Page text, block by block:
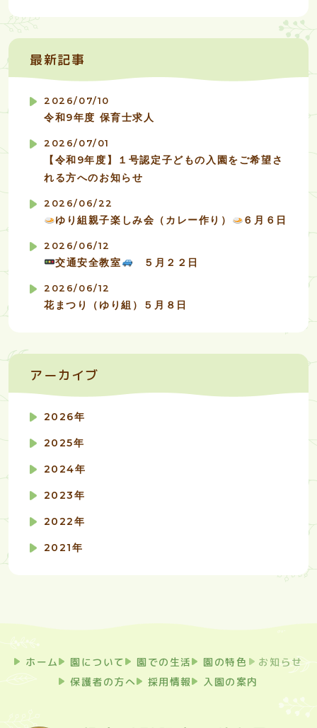
最新記事
2026/07/10
令和9年度 保育士求人
2026/07/01
【令和9年度】１号認定子どもの入園をご希望さ
れる方へのお知らせ
2026/06/22
ゆり組親子楽しみ会（カレー作り） ６月６日
2026/06/12
交通安全教室 ５月２２日
2026/06/12
花まつり（ゆり組）５月８日
アーカイブ
2026年
2025年
2024年
2023年
2022年
2021年
ホーム 園について 園での生活 園の特色
お知らせ
保護者の方へ
採用情報 入園の案内